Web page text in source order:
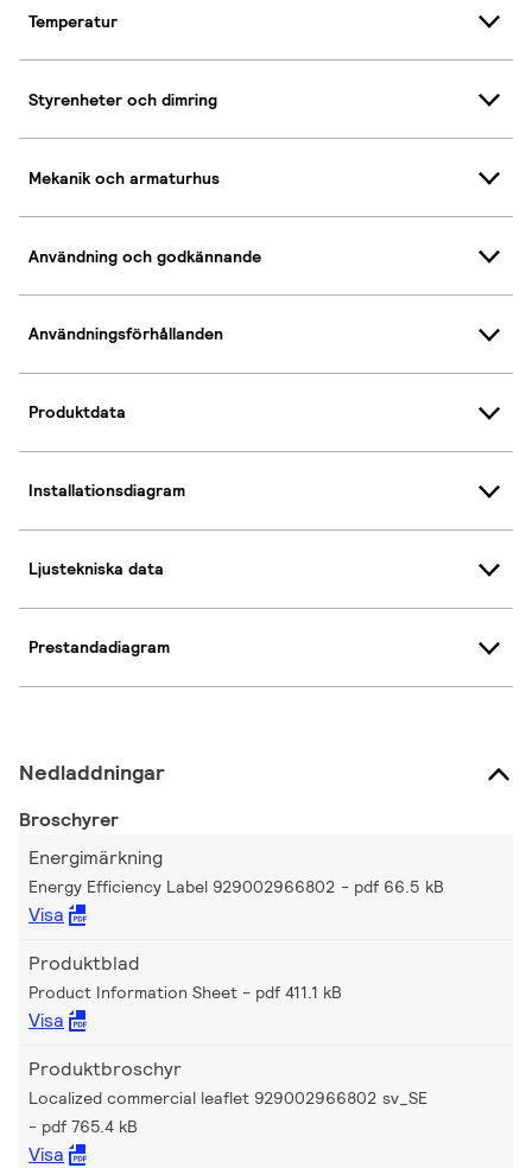
Temperatur
Styrenheter och dimring
Mekanik och armaturhus
Användning och godkännande
Användningsförhållanden
Produktdata
Installationsdiagram
Ljustekniska data
Prestandadiagram
Nedladdningar
Broschyrer
Energimärkning
Energy Efficiency Label 929002966802 pdf 66.5 kB
Visa
Produktblad
Product Information Sheet pdf 411.1 kB
Visa
Produktbroschyr
Localized commercial leaflet 929002966802 sv_SE
pdf 765.4 kB
Visa